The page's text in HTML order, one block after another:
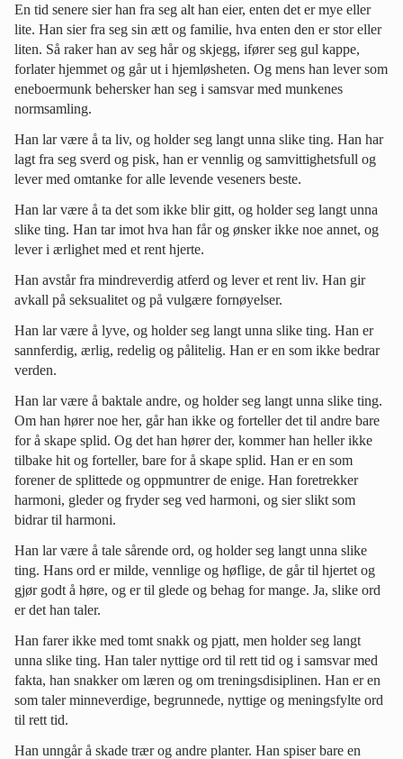
En tid senere sier han fra seg alt han eier, enten det er mye eller
lite. Han sier fra seg sin ætt og familie, hva enten den er stor eller
liten. Så raker han av seg hår og skjegg, ifører seg gul kappe,
forlater hjemmet og går ut i hjemløsheten. Og mens han lever som
eneboermunk behersker han seg i samsvar med munkenes
normsamling.
Han lar være å ta liv, og holder seg langt unna slike ting. Han har
lagt fra seg sverd og pisk, han er vennlig og samvittighetsfull og
lever med omtanke for alle levende veseners beste.
Han lar være å ta det som ikke blir gitt, og holder seg langt unna
slike ting. Han tar imot hva han får og ønsker ikke noe annet, og
lever i ærlighet med et rent hjerte.
Han avstår fra mindreverdig atferd og lever et rent liv. Han gir
avkall på seksualitet og på vulgære fornøyelser.
Han lar være å lyve, og holder seg langt unna slike ting. Han er
sannferdig, ærlig, redelig og pålitelig. Han er en som ikke bedrar
verden.
Han lar være å baktale andre, og holder seg langt unna slike ting.
Om han hører noe her, går han ikke og forteller det til andre bare
for å skape splid. Og det han hører der, kommer han heller ikke
tilbake hit og forteller, bare for å skape splid. Han er en som
forener de splittede og oppmuntrer de enige. Han foretrekker
harmoni, gleder og fryder seg ved harmoni, og sier slikt som
bidrar til harmoni.
Han lar være å tale sårende ord, og holder seg langt unna slike
ting. Hans ord er milde, vennlige og høflige, de går til hjertet og
gjør godt å høre, og er til glede og behag for mange. Ja, slike ord
er det han taler.
Han farer ikke med tomt snakk og pjatt, men holder seg langt
unna slike ting. Han taler nyttige ord til rett tid og i samsvar med
fakta, han snakker om læren og om treningsdisiplinen. Han er en
som taler minneverdige, begrunnede, nyttige og meningsfylte ord
til rett tid.
Han unngår å skade trær og andre planter. Han spiser bare en